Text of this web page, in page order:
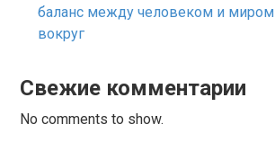
баланс между человеком и миром
вокруг
Свежие комментарии
No comments to show.